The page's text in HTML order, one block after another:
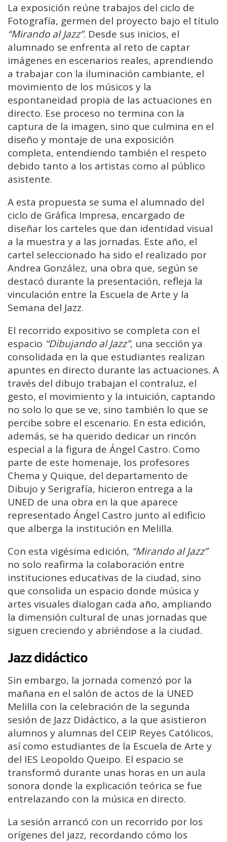
La exposición reúne trabajos del ciclo de
Fotografía, germen del proyecto bajo el título
“Mirando al Jazz”. Desde sus inicios, el
alumnado se enfrenta al reto de captar
imágenes en escenarios reales, aprendiendo
a trabajar con la iluminación cambiante, el
movimiento de los músicos y la
espontaneidad propia de las actuaciones en
directo. Ese proceso no termina con la
captura de la imagen, sino que culmina en el
diseño y montaje de una exposición
completa, entendiendo también el respeto
debido tanto a los artistas como al público
asistente.
A esta propuesta se suma el alumnado del
ciclo de Gráfica Impresa, encargado de
diseñar los carteles que dan identidad visual
a la muestra y a las jornadas. Este año, el
cartel seleccionado ha sido el realizado por
Andrea González, una obra que, según se
destacó durante la presentación, refleja la
vinculación entre la Escuela de Arte y la
Semana del Jazz.
El recorrido expositivo se completa con el
espacio “Dibujando al Jazz”, una sección ya
consolidada en la que estudiantes realizan
apuntes en directo durante las actuaciones. A
través del dibujo trabajan el contraluz, el
gesto, el movimiento y la intuición, captando
no solo lo que se ve, sino también lo que se
percibe sobre el escenario. En esta edición,
además, se ha querido dedicar un rincón
especial a la figura de Ángel Castro. Como
parte de este homenaje, los profesores
Chema y Quique, del departamento de
Dibujo y Serigrafía, hicieron entrega a la
UNED de una obra en la que aparece
representado Ángel Castro junto al edificio
que alberga la institución en Melilla.
Con esta vigésima edición, “Mirando al Jazz”
no solo reafirma la colaboración entre
instituciones educativas de la ciudad, sino
que consolida un espacio donde música y
artes visuales dialogan cada año, ampliando
la dimensión cultural de unas jornadas que
siguen creciendo y abriéndose a la ciudad.
Jazz didáctico
Sin embargo, la jornada comenzó por la
mañana en el salón de actos de la UNED
Melilla con la celebración de la segunda
sesión de Jazz Didáctico, a la que asistieron
alumnos y alumnas del CEIP Reyes Católicos,
así como estudiantes de la Escuela de Arte y
del IES Leopoldo Queipo. El espacio se
transformó durante unas horas en un aula
sonora donde la explicación teórica se fue
entrelazando con la música en directo.
La sesión arrancó con un recorrido por los
orígenes del jazz, recordando cómo los